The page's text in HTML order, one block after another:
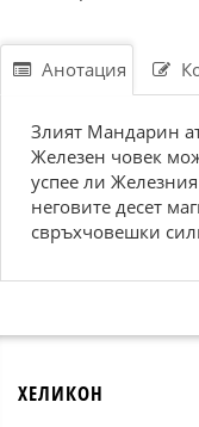
Анотация
Злият Мандарин
Железен човек
успее ли
неговите десет
свръхчовешки
ХЕЛИКОН